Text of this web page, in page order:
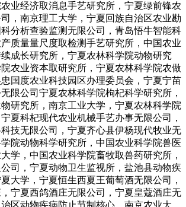
业经济取消息手艺研究所，宁夏绿前锋农
，南京理工大学，宁夏回族自治区农业勘
分析查验监测无限公司，青岛悟牛智能科
质量量尺度取检测手艺研究所，中国农业
成长研究所，宁夏农林科学院动物研究
农业资本取研究所，宁夏农林科学院农做
国度农业科技园区办理委员会，宁夏宁苗
限公司宁夏农林科学院枸杞科学研究所，
研究所，南京工业大学，宁夏农林科学院
夏科杞现代农业机械手艺办事无限公司，
技无限公司，宁夏齐心县伊杨现代牧业无
院动物科学研究所，中国农业科学院兽医
学，中国农业科学院畜牧取兽药研究所，
司，宁夏动物卫生监视所，盐池县动物疾
大学，宁夏恒生西夏王葡萄酒无限公司，
宁夏西鸽酒庄无限公司，宁夏皇蔻酒庄无